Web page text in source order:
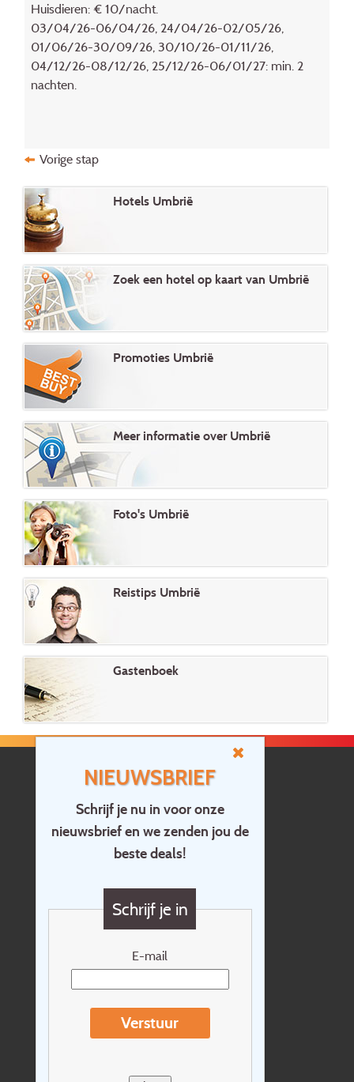
NIEUWSBRIEF
Schrijf je nu in voor onze
nieuwsbrief en we zenden jou de
beste deals!
Schrijf je in
E-mail
Verstuur
Huisdieren: € 10/nacht.
03/04/26-06/04/26, 24/04/26-02/05/26,
01/06/26-30/09/26, 30/10/26-01/11/26,
04/12/26-08/12/26, 25/12/26-06/01/27: min. 2
nachten.
Vorige stap
Hotels Umbrië
Zoek een hotel op kaart van Umbrië
Promoties Umbrië
Meer informatie over Umbrië
Foto's Umbrië
Reistips Umbrië
Gastenboek
Home
Contact
Vragen?
Cadeaubon
Nieuwsbrief
Reisvoorwaarden
Sitemap